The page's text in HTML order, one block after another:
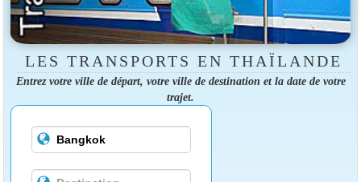
LES TRANSPORTS EN THAÏLANDE
Entrez votre ville de départ, votre ville de destination et la date de votre
trajet.